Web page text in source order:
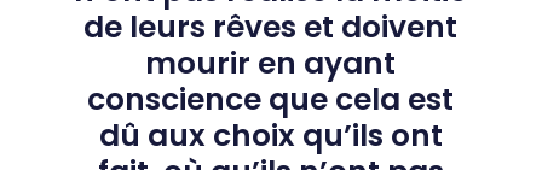
de leurs rêves et doivent
mourir en ayant
conscience que cela est
dû aux choix qu’ils ont